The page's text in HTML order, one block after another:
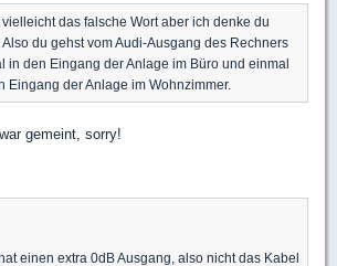
das falsche Wort aber ich denke du
du gehst vom Audi-Ausgang des Rechners
in den Eingang der Anlage im Büro und einmal
Eingang der Anlage im Wohnzimmer.
gemeint, sorry!
einen extra 0dB Ausgang, also nicht das Kabel